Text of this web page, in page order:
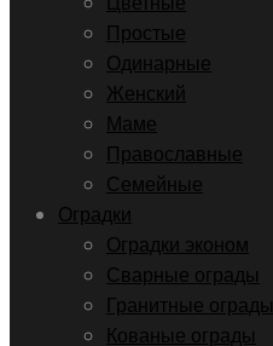
Простые
Одинарные
Женский
Маме
Православные
Семейные
Оградки
Оградки эконом
Сварные ограды
Гранитные ограды
Кованые ограды